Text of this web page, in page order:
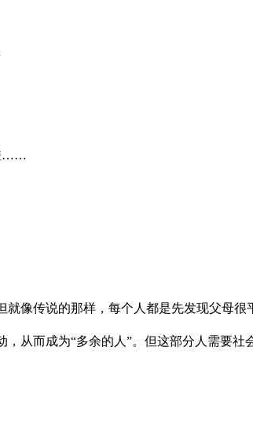
……
像传说的那样，每个人都是先发现父母
从而成为“多余的人”。但这部分人需要